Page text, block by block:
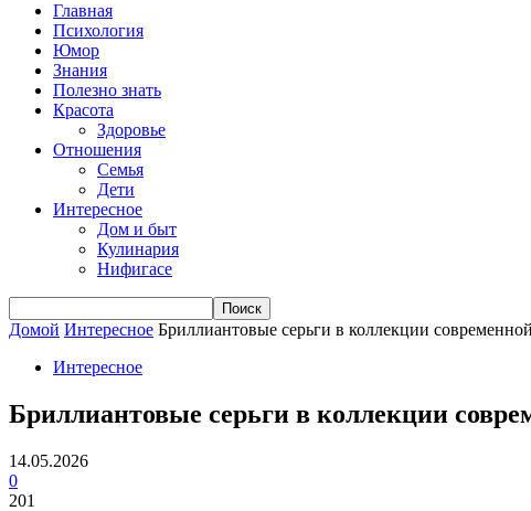
Главная
Психология
Юмор
Знания
Полезно знать
Красота
Здоровье
Отношения
Семья
Дети
Интересное
Дом и быт
Кулинария
Нифигасе
Домой Интересное Бриллиантовые серьги в коллекции
Интересное
Бриллиантовые серьги в коллекции
14.05.2026
0
201